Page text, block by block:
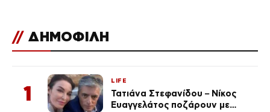
// ΔΗΜΟΦΙΛΗ
1
LIFE
Τατιάνα Στεφανίδου – Νίκος
Ευαγγελάτος ποζάρουν με